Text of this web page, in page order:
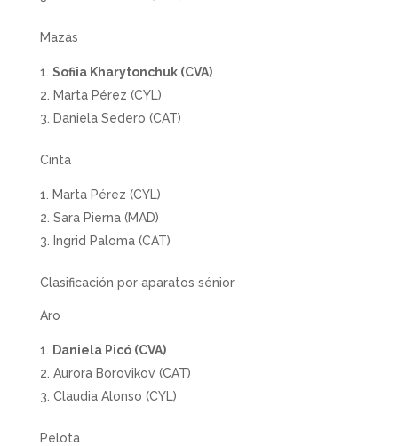
Mazas
Sofiia Kharytonchuk (CVA)
Marta Pérez (CYL)
Daniela Sedero (CAT)
Cinta
Marta Pérez (CYL)
Sara Pierna (MAD)
Ingrid Paloma (CAT)
Clasificación por aparatos sénior
Aro
Daniela Picó (CVA)
Aurora Borovikov (CAT)
Claudia Alonso (CYL)
Pelota